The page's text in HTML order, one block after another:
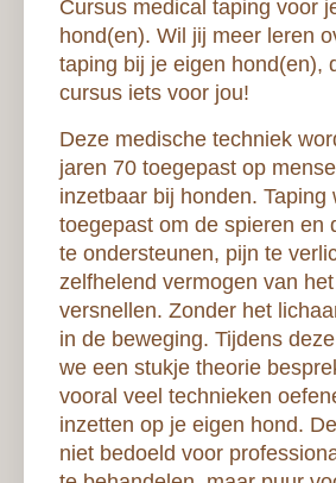
Cursus medical taping voor
hond(en). Wil jij meer leren
taping bij je eigen hond(en),
cursus iets voor jou!
Deze medische techniek
jaren 70 toegepast op
inzetbaar bij honden. Taping
toegepast om de spieren en
te ondersteunen, pijn te
zelfhelend vermogen van
versnellen. Zonder het
in de beweging. Tijdens
we een stukje theorie
vooral veel technieken
inzetten op je eigen hond.
niet bedoeld voor